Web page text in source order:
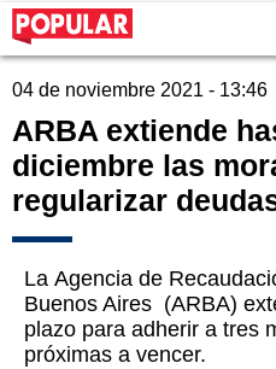
04 de noviembre 2021 - 13:46
ARBA extiende
diciembre las
regularizar
La Agencia de
Buenos Aires (ARBA)
plazo para adherir a tres
próximas a vencer.